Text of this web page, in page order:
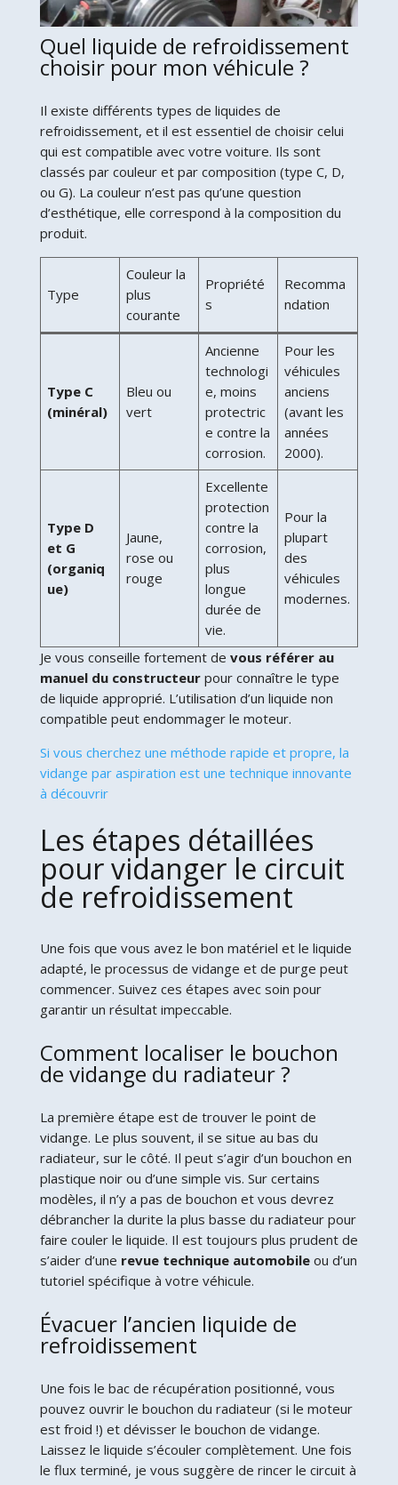
Quel liquide de refroidissement
choisir pour mon véhicule ?
Il existe différents types de liquides de
refroidissement, et il est essentiel de choisir celui
qui est compatible avec votre voiture. Ils sont
classés par couleur et par composition (type C, D,
ou G). La couleur n’est pas qu’une question
d’esthétique, elle correspond à la composition du
produit.
Type
Couleur la
plus
courante
Propriété
s
Recomma
ndation
Type C
(minéral)
Bleu ou
vert
Ancienne
technologi
e, moins
protectric
e contre la
corrosion.
Pour les
véhicules
anciens
(avant les
années
2000).
Type D
et G
(organiq
ue)
Jaune,
rose ou
rouge
Excellente
protection
contre la
corrosion,
plus
longue
durée de
vie.
Pour la
plupart
des
véhicules
modernes.
Je vous conseille fortement de vous référer au
manuel du constructeurpour connaître le type
de liquide approprié. L’utilisation d’un liquide non
compatible peut endommager le moteur.
Si vous cherchez une méthode rapide et propre, la
vidange par aspiration est une technique innovante
à découvrir
Les étapes détaillées
pour vidanger le circuit
de refroidissement
Une fois que vous avez le bon matériel et le liquide
adapté, le processus de vidange et de purge peut
commencer. Suivez ces étapes avec soin pour
garantir un résultat impeccable.
Comment localiser le bouchon
de vidange du radiateur ?
La première étape est de trouver le point de
vidange. Le plus souvent, il se situe au bas du
radiateur, sur le côté. Il peut s’agir d’un bouchon en
plastique noir ou d’une simple vis. Sur certains
modèles, il n’y a pas de bouchon et vous devrez
débrancher la durite la plus basse du radiateur pour
faire couler le liquide. Il est toujours plus prudent de
s’aider d’une revue technique automobileou d’un
tutoriel spécifique à votre véhicule.
Évacuer l’ancien liquide de
refroidissement
Une fois le bac de récupération positionné, vous
pouvez ouvrir le bouchon du radiateur (si le moteur
est froid !) et dévisser le bouchon de vidange.
Laissez le liquide s’écouler complètement. Une fois
le flux terminé, je vous suggère de rincer le circuit à